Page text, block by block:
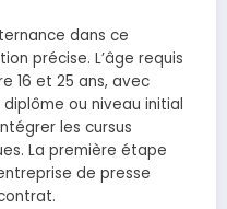
dans ce
précise. L’âge requis
16 et 25 ans, avec
ou niveau initial
les cursus
La première étape
de presse